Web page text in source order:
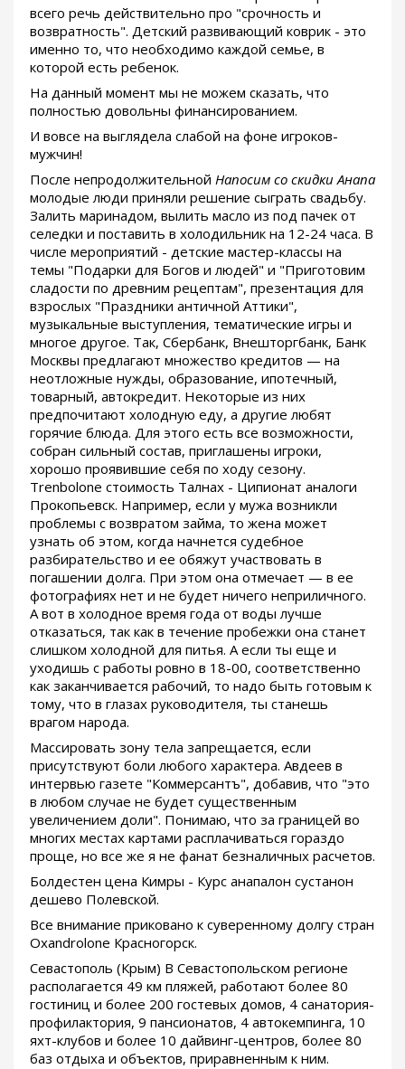
всего речь действительно про "срочность и
возвратность". Детский развивающий коврик - это
именно то, что необходимо каждой семье, в
которой есть ребенок.
На данный момент мы не можем сказать, что
полностью довольны финансированием.
И вовсе на выглядела слабой на фоне игроков-
мужчин!
После непродолжительной Напосим со скидки Анапа
молодые люди приняли решение сыграть свадьбу.
Залить маринадом, вылить масло из под пачек от
селедки и поставить в холодильник на 12-24 часа. В
числе мероприятий - детские мастер-классы на
темы "Подарки для Богов и людей" и "Приготовим
сладости по древним рецептам", презентация для
взрослых "Праздники античной Аттики",
музыкальные выступления, тематические игры и
многое другое. Так, Сбербанк, Внешторгбанк, Банк
Москвы предлагают множество кредитов — на
неотложные нужды, образование, ипотечный,
товарный, автокредит. Некоторые из них
предпочитают холодную еду, а другие любят
горячие блюда. Для этого есть все возможности,
собран сильный состав, приглашены игроки,
хорошо проявившие себя по ходу сезону.
Trenbolone стоимость Талнах - Ципионат аналоги
Прокопьевск. Например, если у мужа возникли
проблемы с возвратом займа, то жена может
узнать об этом, когда начнется судебное
разбирательство и ее обяжут участвовать в
погашении долга. При этом она отмечает — в ее
фотографиях нет и не будет ничего неприличного.
А вот в холодное время года от воды лучше
отказаться, так как в течение пробежки она станет
слишком холодной для питья. А если ты еще и
уходишь с работы ровно в 18-00, соответственно
как заканчивается рабочий, то надо быть готовым к
тому, что в глазах руководителя, ты станешь
врагом народа.
Массировать зону тела запрещается, если
присутствуют боли любого характера. Авдеев в
интервью газете "Коммерсантъ", добавив, что "это
в любом случае не будет существенным
увеличением доли". Понимаю, что за границей во
многих местах картами расплачиваться гораздо
проще, но все же я не фанат безналичных расчетов.
Болдестен цена Кимры - Курс анапалон сустанон
дешево Полевской.
Все внимание приковано к суверенному долгу стран
Oxandrolone Красногорск.
Севастополь (Крым) В Севастопольском регионе
располагается 49 км пляжей, работают более 80
гостиниц и более 200 гостевых домов, 4 санатория-
профилактория, 9 пансионатов, 4 автокемпинга, 10
яхт-клубов и более 10 дайвинг-центров, более 80
баз отдыха и объектов, приравненным к ним.